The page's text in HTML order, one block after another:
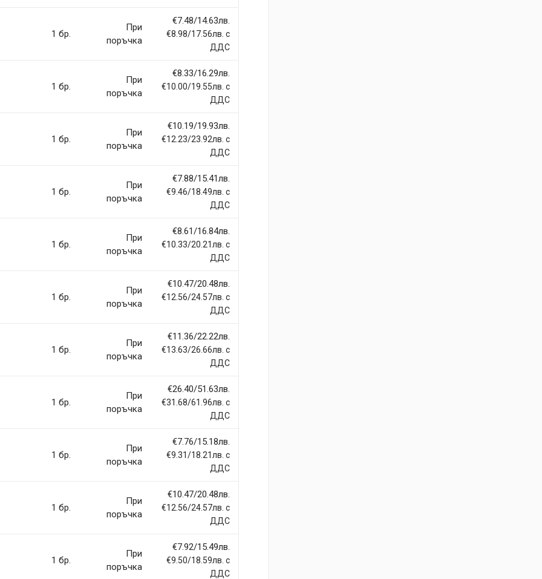
hendrerit eros laoreet suscipit ultrices.
Email Address
1 бр.
При
поръчка
€7.48/14.63лв.
€8.98/17.56лв. с
ДДС
1 бр.
При
поръчка
€8.33/16.29лв.
€10.00/19.55лв. с
ДДС
1 бр.
При
поръчка
€10.19/19.93лв.
€12.23/23.92лв. с
ДДС
1 бр.
При
поръчка
€7.88/15.41лв.
€9.46/18.49лв. с
ДДС
1 бр.
При
поръчка
€8.61/16.84лв.
€10.33/20.21лв. с
ДДС
1 бр.
При
поръчка
€10.47/20.48лв.
€12.56/24.57лв. с
ДДС
1 бр.
При
поръчка
€11.36/22.22лв.
€13.63/26.66лв. с
ДДС
1 бр.
При
поръчка
€26.40/51.63лв.
€31.68/61.96лв. с
ДДС
1 бр.
При
поръчка
€7.76/15.18лв.
€9.31/18.21лв. с
ДДС
1 бр.
При
поръчка
€10.47/20.48лв.
€12.56/24.57лв. с
ДДС
1 бр.
При
поръчка
€7.92/15.49лв.
€9.50/18.59лв. с
ДДС